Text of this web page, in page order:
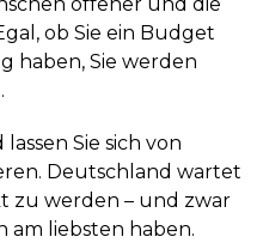
offener und die
ob Sie ein Budget
haben, Sie werden
Sie sich von
Deutschland wartet
zu werden – und zwar
am liebsten haben.